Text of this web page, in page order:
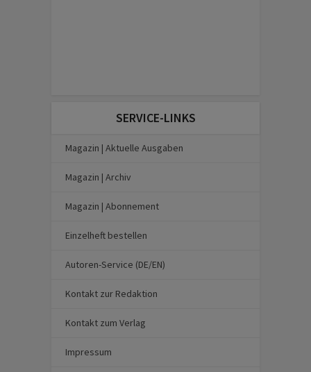
SERVICE-LINKS
Magazin | Aktuelle Ausgaben
Magazin | Archiv
Magazin | Abonnement
Einzelheft bestellen
Autoren-Service (DE/EN)
Kontakt zur Redaktion
Kontakt zum Verlag
Impressum